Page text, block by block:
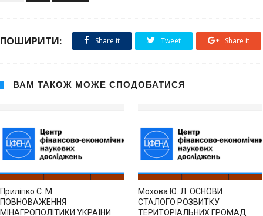
ПОШИРИТИ: Share it Tweet Share it
ВАМ ТАКОЖ МОЖЕ СПОДОБАТИСЯ
Приліпко С. М.
ПОВНОВАЖЕННЯ
МІНАГРОПОЛІТИКИ УКРАЇНИ
Мохова Ю. Л. ОСНОВИ
СТАЛОГО РОЗВИТКУ
ТЕРИТОРІАЛЬНИХ ГРОМАД